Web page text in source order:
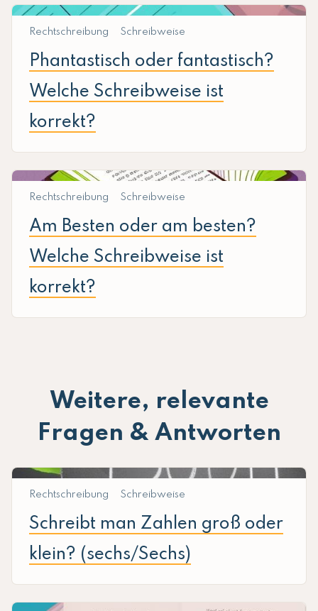
Rechtschreibung Schreibweise
Phantastisch oder fantastisch?
Welche Schreibweise ist
korrekt?
Rechtschreibung Schreibweise
Am Besten oder am besten?
Welche Schreibweise ist
korrekt?
Weitere, relevante
Fragen & Antworten
Rechtschreibung Schreibweise
Schreibt man Zahlen groß oder
klein? (sechs/Sechs)